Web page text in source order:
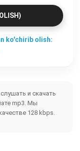
ko'chirib olish:
и скачать
mp3. Мы
128 kbps.